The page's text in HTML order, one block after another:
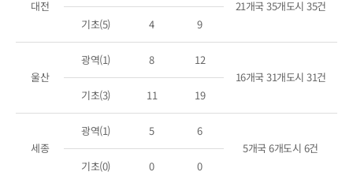
대전
21개국 35개도시 35건
기초(5)
4 9
울산
광역(1) 8
12
16개국 31개도시 31건
기초(3)
11 19
세종
광역(1) 5
6
5개국 6개도시 6건
기초(0)
0 0